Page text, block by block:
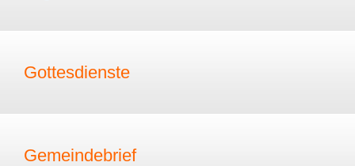
Gottesdienste
Gemeindebrief